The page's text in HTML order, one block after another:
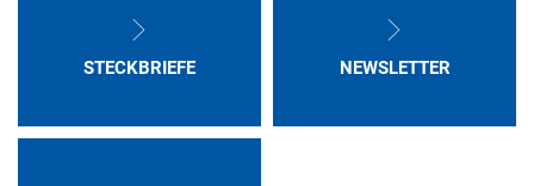
STECKBRIEFE NEWSLETTER